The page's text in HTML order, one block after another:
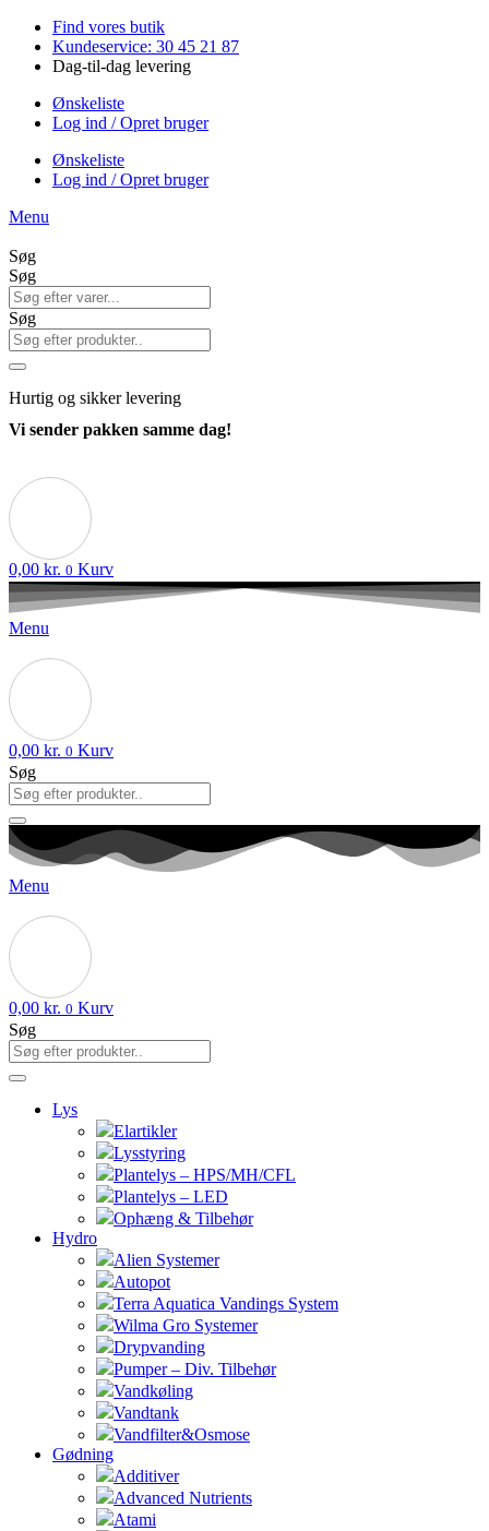
Videre
indhold
Find vores butik
Kundeservice: 30 45 21 87
Dag-til-dag levering
Ønskeliste
Log ind / Opret bruger
Ønskeliste
Log ind / Opret bruger
Menu
Søg
Søg
Søg
Hurtig og sikker levering
Vi sender pakken samme dag!
0,00 kr. 0 Kurv
Menu
0,00 kr. 0 Kurv
Søg
Menu
0,00 kr. 0 Kurv
Søg
Lys
Elartikler
Lysstyring
Plantelys – HPS/MH/CFL
Plantelys – LED
Ophæng & Tilbehør
Hydro
Alien Systemer
Autopot
Terra Aquatica Vandings System
Wilma Gro Systemer
Drypvanding
Pumper – Div. Tilbehør
Vandkøling
Vandtank
Vandfilter&Osmose
Gødning
Additiver
Advanced Nutrients
Atami